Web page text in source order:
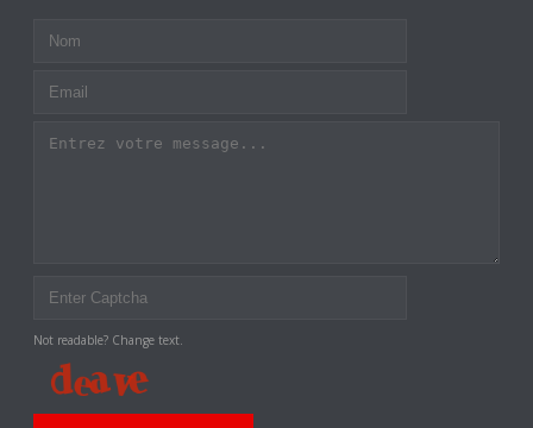
Not readable? Change text.